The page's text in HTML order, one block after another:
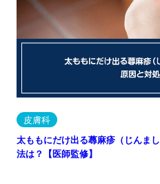
皮膚科
太ももにだけ出る蕁麻疹（じんま
法は？【医師監修】